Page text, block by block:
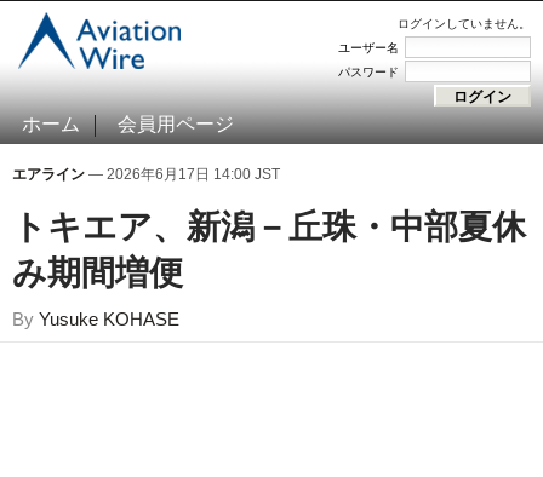
ログインしていません。
ユーザー名
パスワード
ホーム 会員用ページ
エアライン — 2026年6月17日 14:00 JST
トキエア、新潟－丘珠・中部夏休
み期間増便
By Yusuke KOHASE